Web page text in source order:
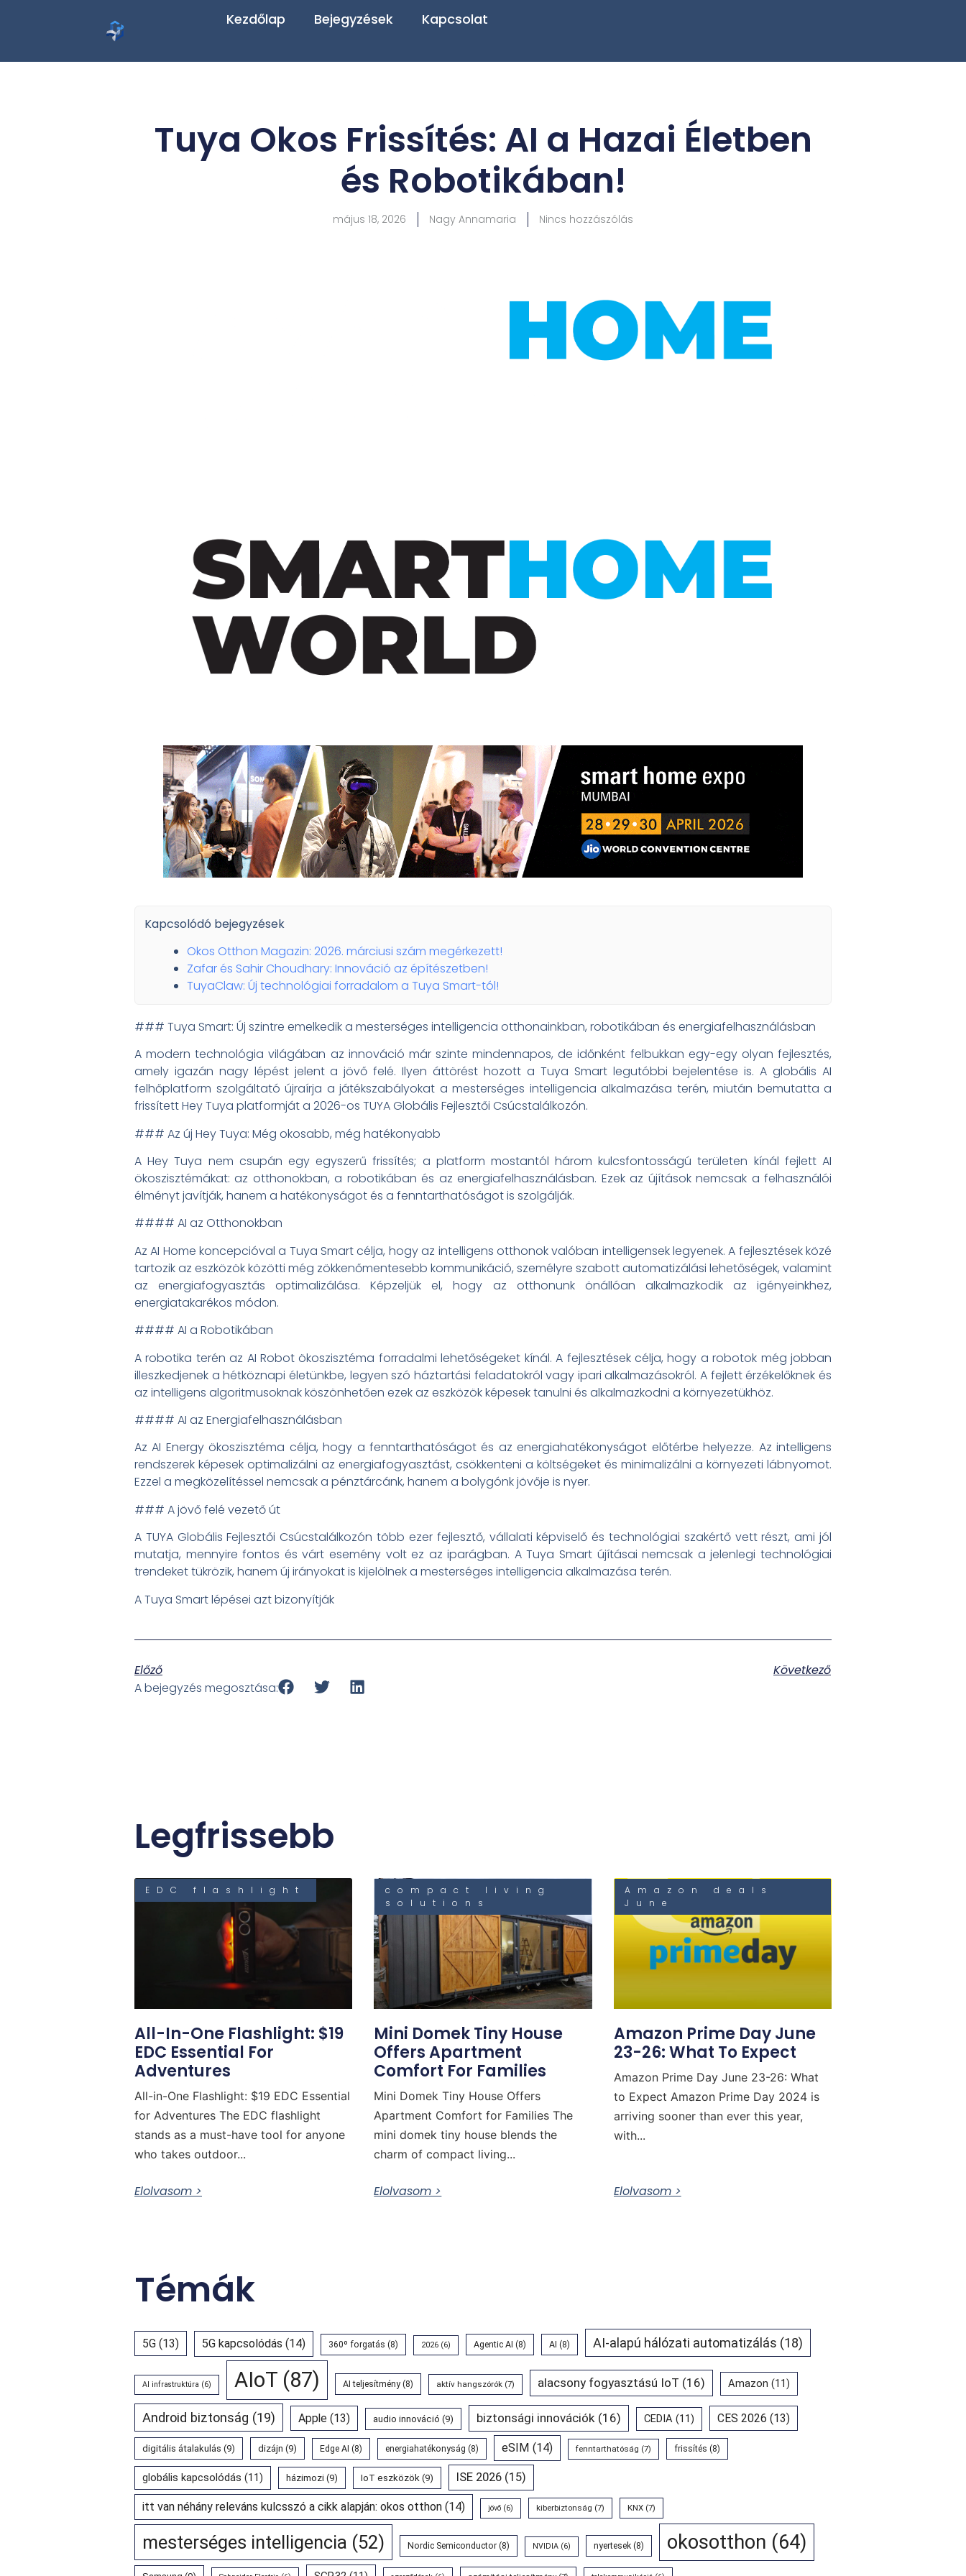
Kezdőlap Bejegyzések Kapcsolat
Tuya Okos Frissítés: AI a Hazai Életben
és Robotikában!
május 18, 2026 Nagy Annamaria Nincs hozzászólás
Kapcsolódó bejegyzések
Okos Otthon Magazin: 2026. márciusi szám megérkezett!
Zafar és Sahir Choudhary: Innováció az építészetben!
TuyaClaw: Új technológiai forradalom a Tuya Smart-tól!
### Tuya Smart: Új szintre emelkedik a mesterséges intelligencia otthonainkban, robotikában és energiafelhasználásban
A modern technológia világában az innováció már szinte mindennapos, de időnként felbukkan egy-egy olyan fejlesztés,
amely igazán nagy lépést jelent a jövő felé. Ilyen áttörést hozott a Tuya Smart legutóbbi bejelentése is. A globális AI
felhőplatform szolgáltató újraírja a játékszabályokat a mesterséges intelligencia alkalmazása terén, miután bemutatta a
frissített Hey Tuya platformját a 2026-os TUYA Globális Fejlesztői Csúcstalálkozón.
### Az új Hey Tuya: Még okosabb, még hatékonyabb
A Hey Tuya nem csupán egy egyszerű frissítés; a platform mostantól három kulcsfontosságú területen kínál fejlett AI
ökoszisztémákat: az otthonokban, a robotikában és az energiafelhasználásban. Ezek az újítások nemcsak a felhasználói
élményt javítják, hanem a hatékonyságot és a fenntarthatóságot is szolgálják.
#### AI az Otthonokban
Az AI Home koncepcióval a Tuya Smart célja, hogy az intelligens otthonok valóban intelligensek legyenek. A fejlesztések közé
tartozik az eszközök közötti még zökkenőmentesebb kommunikáció, személyre szabott automatizálási lehetőségek, valamint
az energiafogyasztás optimalizálása. Képzeljük el, hogy az otthonunk önállóan alkalmazkodik az igényeinkhez,
energiatakarékos módon.
#### AI a Robotikában
A robotika terén az AI Robot ökoszisztéma forradalmi lehetőségeket kínál. A fejlesztések célja, hogy a robotok még jobban
illeszkedjenek a hétköznapi életünkbe, legyen szó háztartási feladatokról vagy ipari alkalmazásokról. A fejlett érzékelőknek és
az intelligens algoritmusoknak köszönhetően ezek az eszközök képesek tanulni és alkalmazkodni a környezetükhöz.
#### AI az Energiafelhasználásban
Az AI Energy ökoszisztéma célja, hogy a fenntarthatóságot és az energiahatékonyságot előtérbe helyezze. Az intelligens
rendszerek képesek optimalizálni az energiafogyasztást, csökkenteni a költségeket és minimalizálni a környezeti lábnyomot.
Ezzel a megközelítéssel nemcsak a pénztárcánk, hanem a bolygónk jövője is nyer.
### A jövő felé vezető út
A TUYA Globális Fejlesztői Csúcstalálkozón több ezer fejlesztő, vállalati képviselő és technológiai szakértő vett részt, ami jól
mutatja, mennyire fontos és várt esemény volt ez az iparágban. A Tuya Smart újításai nemcsak a jelenlegi technológiai
trendeket tükrözik, hanem új irányokat is kijelölnek a mesterséges intelligencia alkalmazása terén.
A Tuya Smart lépései azt bizonyítják
Előző
Következő
A bejegyzés megosztása:
Legfrissebb
EDC flashlight
All-In-One Flashlight: $19
EDC Essential For
Adventures
All-in-One Flashlight: $19 EDC Essential
for Adventures The EDC flashlight
stands as a must-have tool for anyone
who takes outdoor...
Elolvasom >
compact living
solutions
Mini Domek Tiny House
Offers Apartment
Comfort For Families
Mini Domek Tiny House Offers
Apartment Comfort for Families The
mini domek tiny house blends the
charm of compact living...
Elolvasom >
Amazon deals
June
Amazon Prime Day June
23-26: What To Expect
Amazon Prime Day June 23-26: What
to Expect Amazon Prime Day 2024 is
arriving sooner than ever this year,
with...
Elolvasom >
Témák
5G (13) 5G kapcsolódás (14) 360º forgatás (8) 2026 (6) Agentic AI (8) AI (8) AI-alapú hálózati automatizálás (18)
AI infrastruktúra (6) AIoT (87) AI teljesítmény (8) aktív hangszórók (7) alacsony fogyasztású IoT (16) Amazon (11)
Android biztonság (19) Apple (13) audio innováció (9) biztonsági innovációk (16) CEDIA (11) CES 2026 (13)
digitális átalakulás (9) dizájn (9) Edge AI (8) energiahatékonyság (8) eSIM (14) fenntarthatóság (7) frissítés (8)
globális kapcsolódás (11) házimozi (9) IoT eszközök (9) ISE 2026 (15)
itt van néhány releváns kulcsszó a cikk alapján: okos otthon (14) jövő (6) kiberbiztonság (7) KNX (7)
mesterséges intelligencia (52) Nordic Semiconductor (8) NVIDIA (6) nyertesek (8) okosotthon (64)